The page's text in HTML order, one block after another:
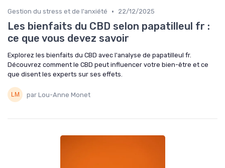
Gestion du stress et de l'anxiété • 22/12/2025
Les bienfaits du CBD selon papatilleul fr :
ce que vous devez savoir
Explorez les bienfaits du CBD avec l'analyse de papatilleul fr.
Découvrez comment le CBD peut influencer votre bien-être et ce
que disent les experts sur ses effets.
par Lou-Anne Monet